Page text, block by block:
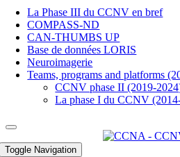
La Phase III du CCNV en bref
COMPASS-ND
CAN-THUMBS UP
Base de données LORIS
Neuroimagerie
Teams, programs and platforms
CCNV phase II (2019-
La phase I du CCNV
Toggle Navigation